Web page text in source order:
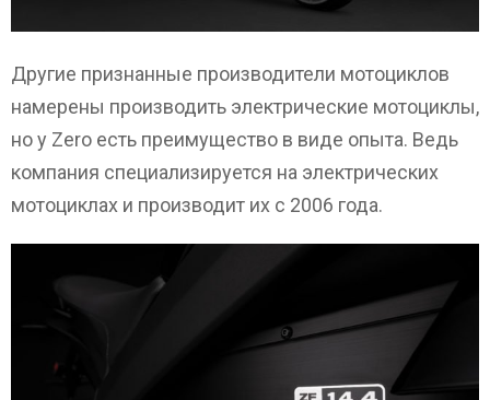
Другие признанные производители мотоциклов
намерены производить электрические мотоциклы,
но у Zero есть преимущество в виде опыта. Ведь
компания специализируется на электрических
мотоциклах и производит их с 2006 года.